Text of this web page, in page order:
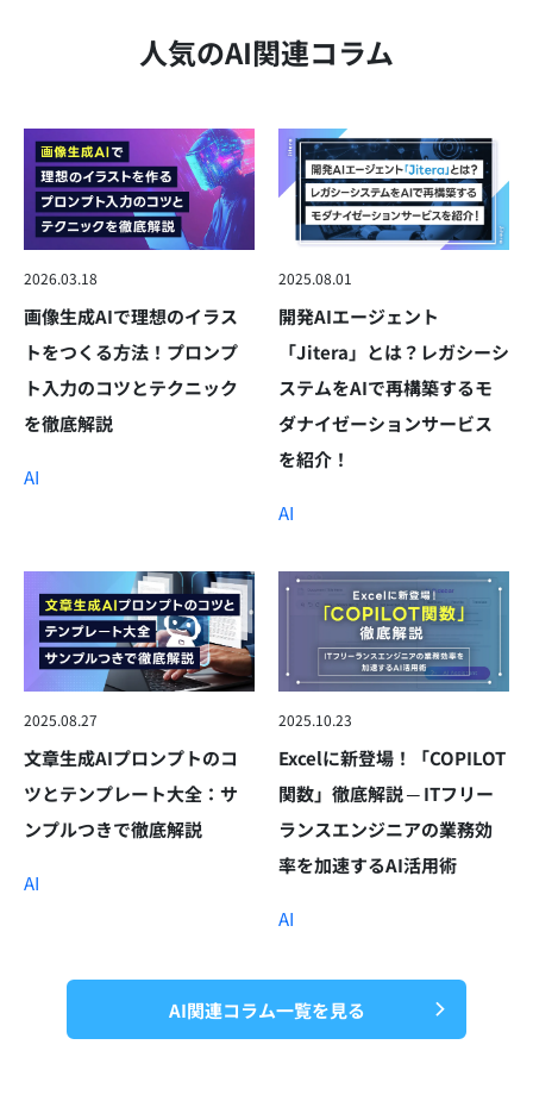
人気のAI関連コラム
2026.03.18
画像生成AIで理想のイラス
トをつくる方法！プロンプ
ト入力のコツとテクニック
を徹底解説
AI
2025.08.01
開発AIエージェント
「Jitera」とは？レガシーシ
ステムをAIで再構築するモ
ダナイゼーションサービス
を紹介！
AI
2025.08.27
文章生成AIプロンプトのコ
ツとテンプレート大全：サ
ンプルつきで徹底解説
AI
2025.10.23
Excelに新登場！「COPILOT
関数」徹底解説 ─ ITフリー
ランスエンジニアの業務効
率を加速するAI活用術
AI
AI関連コラム一覧を見る